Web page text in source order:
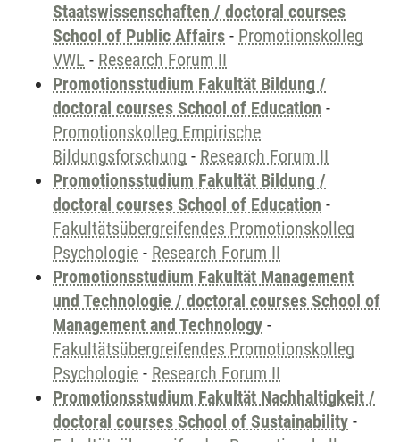
Staatswissenschaften / doctoral courses
School of Public Affairs - Promotionskolleg
VWL - Research Forum II
Promotionsstudium Fakultät Bildung /
doctoral courses School of Education -
Promotionskolleg Empirische
Bildungsforschung - Research Forum II
Promotionsstudium Fakultät Bildung /
doctoral courses School of Education -
Fakultätsübergreifendes Promotionskolleg
Psychologie - Research Forum II
Promotionsstudium Fakultät Management
und Technologie / doctoral courses School of
Management and Technology -
Fakultätsübergreifendes Promotionskolleg
Psychologie - Research Forum II
Promotionsstudium Fakultät Nachhaltigkeit /
doctoral courses School of Sustainability -